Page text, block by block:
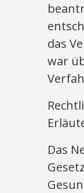
das
war
Das